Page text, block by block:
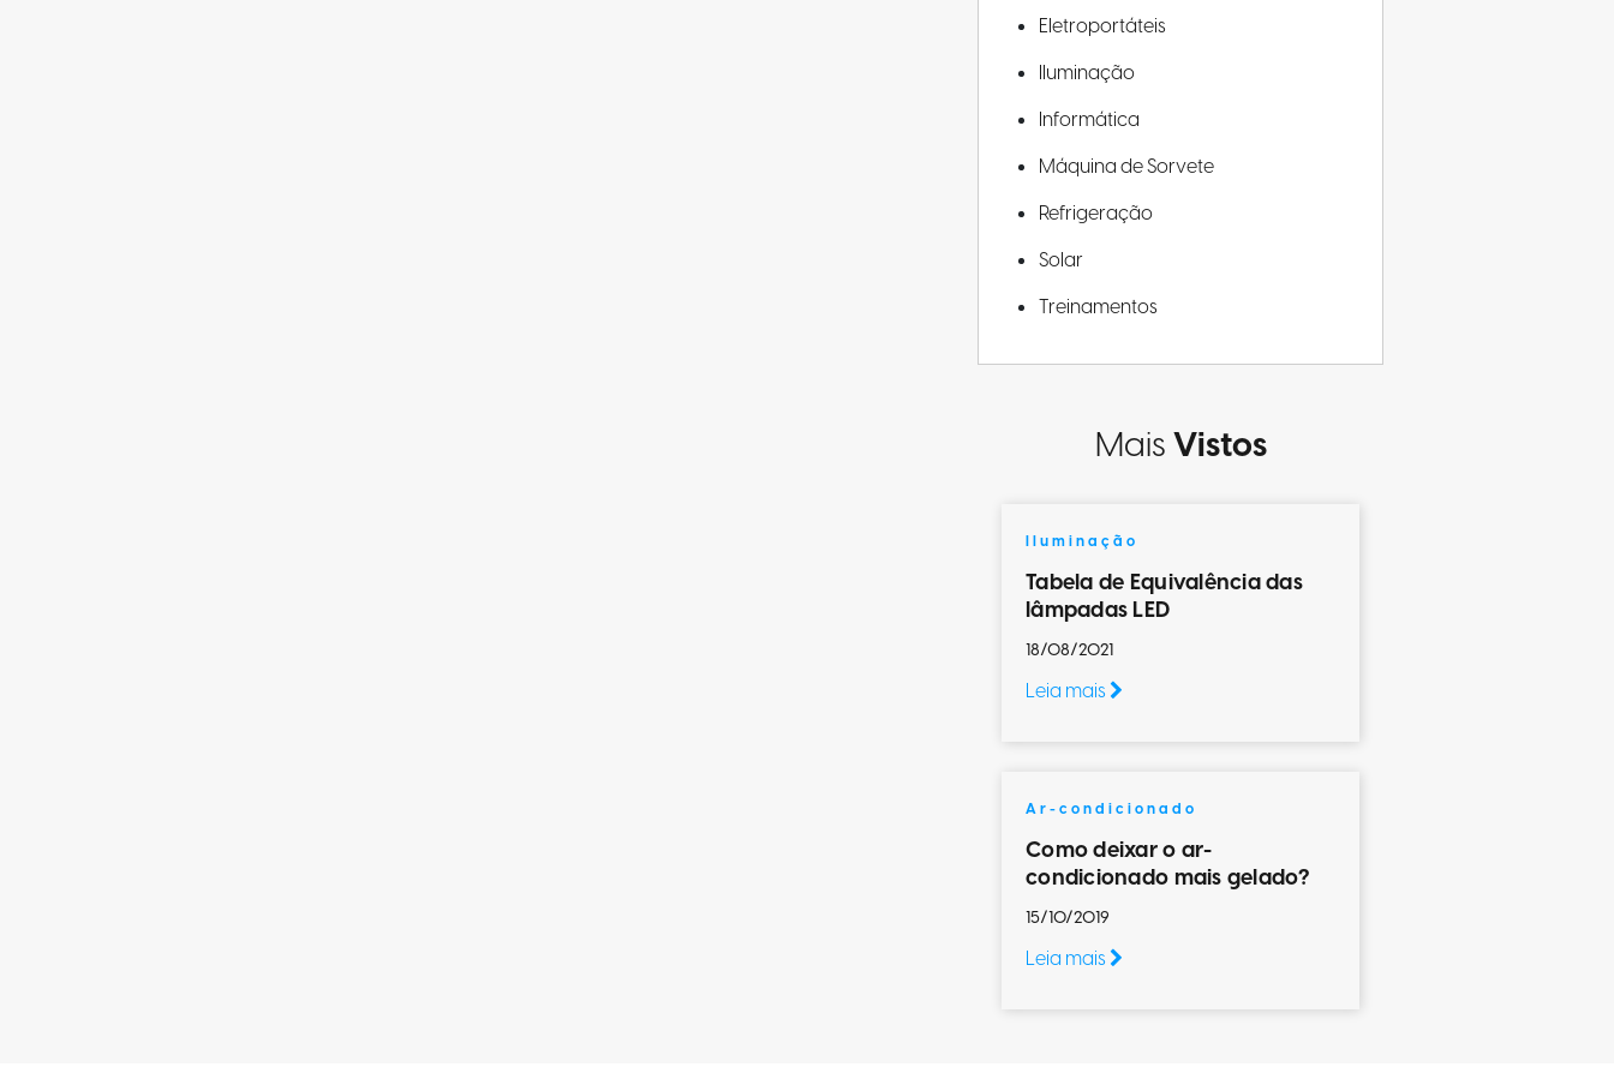
Eletroportáteis
Iluminação
Informática
Máquina de Sorvete
Refrigeração
Solar
Treinamentos
MaisVistos
Iluminação
Tabela de Equivalência das
lâmpadas LED
18/08/2021
Leia mais
Ar-condicionado
Como deixar o ar-
condicionado mais gelado?
15/10/2019
Leia mais